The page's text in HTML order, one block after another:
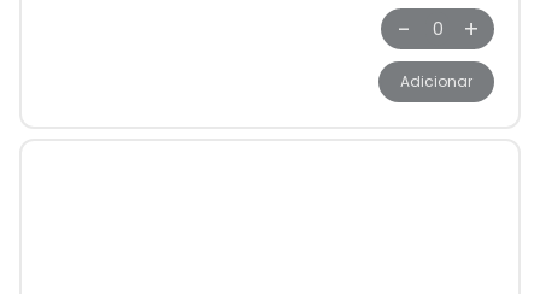
- +
Adicionar